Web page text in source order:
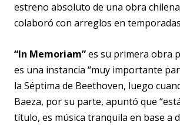
estreno absoluto de una obra
colaboró con arreglos en
“In Memoriam”es su primera obra
es una instancia “muy importante
la Séptima de Beethoven, luego
Baeza, por su parte, apuntó que
título, es música tranquila en base a